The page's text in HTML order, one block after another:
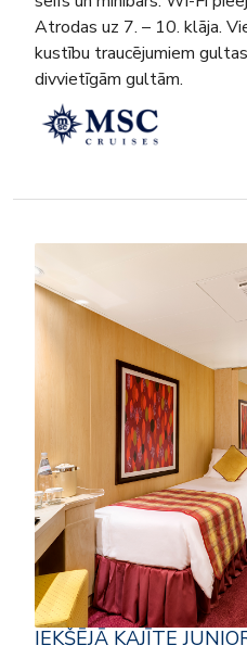
Atrodas uz 7. – 10. klāja.
kustību traucējumiem
divvietīgām gultām.
IEKŠĒJĀ KAJĪTE